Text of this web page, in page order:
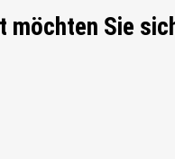
möchten Sie